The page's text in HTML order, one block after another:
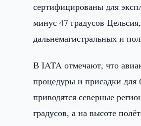
сертифицированы для
минус 47 градусов
дальнемагистральных и
В IATA отмечают, что
процедуры и присадки для
приводятся северные
градусов, а на высоте